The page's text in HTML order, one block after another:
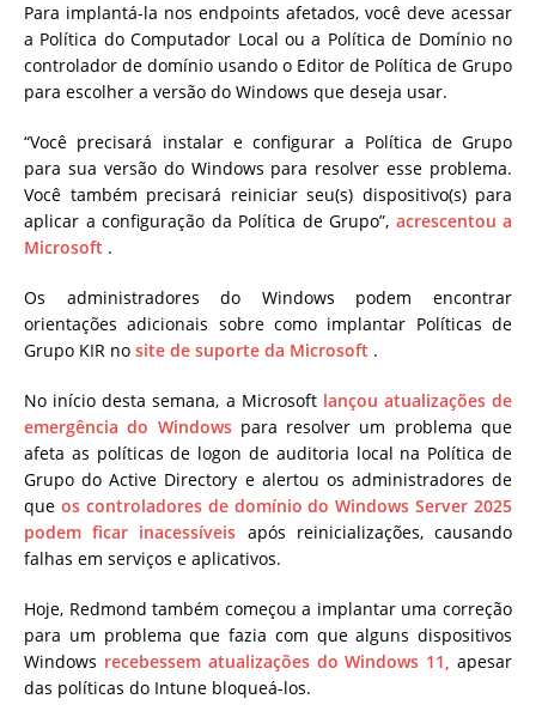
Para implantá-la nos endpoints afetados, você deve acessar
a Política do Computador Local ou a Política de Domínio no
controlador de domínio usando o Editor de Política de Grupo
para escolher a versão do Windows que deseja usar.
“Você precisará instalar e configurar a Política de Grupo
para sua versão do Windows para resolver esse problema.
Você também precisará reiniciar seu(s) dispositivo(s) para
aplicar a configuração da Política de Grupo”, acrescentou a
Microsoft .
Os administradores do Windows podem encontrar
orientações adicionais sobre como implantar Políticas de
Grupo KIR no site de suporte da Microsoft .
No início desta semana, a Microsoft lançou atualizações de
emergência do Windowspara resolver um problema que
afeta as políticas de logon de auditoria local na Política de
Grupo do Active Directory e alertou os administradores de
que os controladores de domínio do Windows Server 2025
podem ficar inacessíveis após reinicializações, causando
falhas em serviços e aplicativos.
Hoje, Redmond também começou a implantar uma correção
para um problema que fazia com que alguns dispositivos
Windows recebessem atualizações do Windows 11, apesar
das políticas do Intune bloqueá-los.